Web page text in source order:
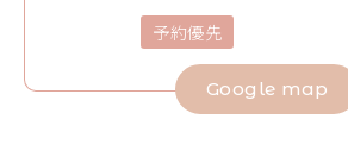
予約優先
Google map